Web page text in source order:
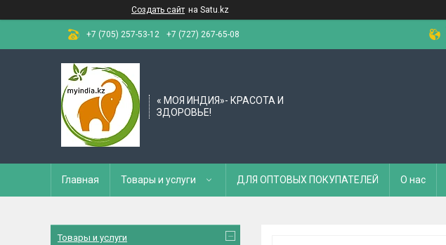
Создать сайт на Satu.kz
+7 (705) 257-53-12 +7 (727) 267-65-08
« МОЯ ИНДИЯ»- КРАСОТА И
ЗДОРОВЬЕ!
Главная Товары и услуги ДЛЯ ОПТОВЫХ ПОКУПАТЕЛЕЙ О нас
Товары и услуги